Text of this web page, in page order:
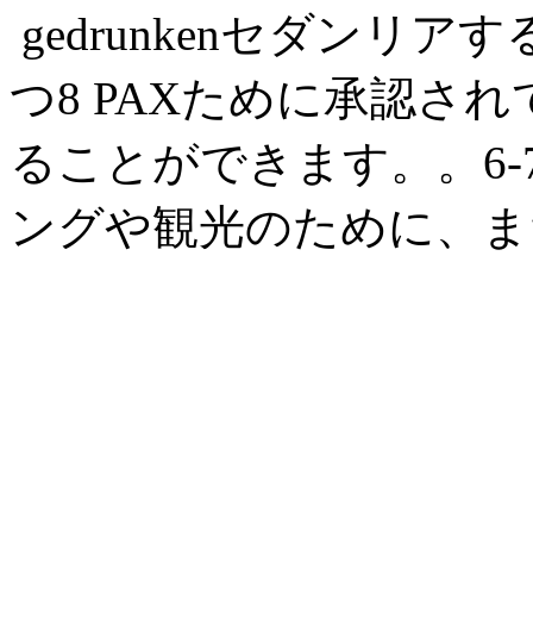
gedrunkenセダンリア
つ8 PAXために承認され
ることができます。 。
ングや観光のために、